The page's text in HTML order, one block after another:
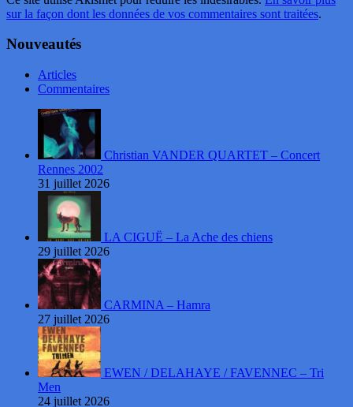
sur la façon dont les données de vos commentaires sont traitées.
Nouveautés
Articles
Commentaires
Christian VANDER QUARTET – Concert
Rennes 2002
31 juillet 2026
LA CIGUË – La Ache des chiens
29 juillet 2026
CARMINA – Hamra
27 juillet 2026
EWEN / DELAHAYE / FAVENNEC – Tri
Men
24 juillet 2026